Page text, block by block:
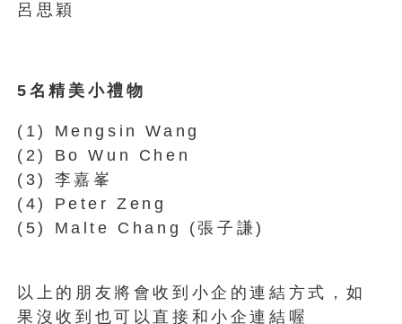
呂思穎
5名精美小禮物
(1) Mengsin Wang
(2) Bo Wun Chen
(3) 李嘉峯
(4) Peter Zeng
(5) Malte Chang (張子謙)
以上的朋友將會收到小企的連結方式，如
果沒收到也可以直接和小企連結喔